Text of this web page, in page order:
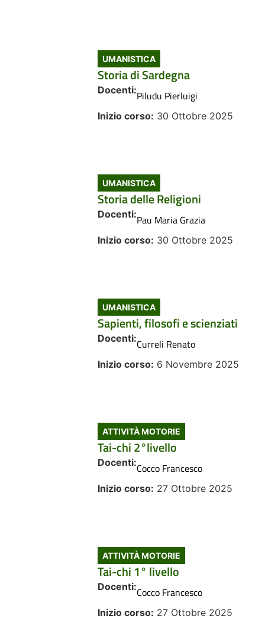
UMANISTICA
Storia di Sardegna
Docenti:Piludu Pierluigi
Inizio corso: 30 Ottobre 2025
UMANISTICA
Storia delle Religioni
Docenti:Pau Maria Grazia
Inizio corso: 30 Ottobre 2025
UMANISTICA
Sapienti, filosofi e scienziati
Docenti:Curreli Renato
Inizio corso: 6 Novembre 2025
ATTIVITÀ MOTORIE
Tai-chi 2°livello
Docenti:Cocco Francesco
Inizio corso: 27 Ottobre 2025
ATTIVITÀ MOTORIE
Tai-chi 1° livello
Docenti:Cocco Francesco
Inizio corso: 27 Ottobre 2025